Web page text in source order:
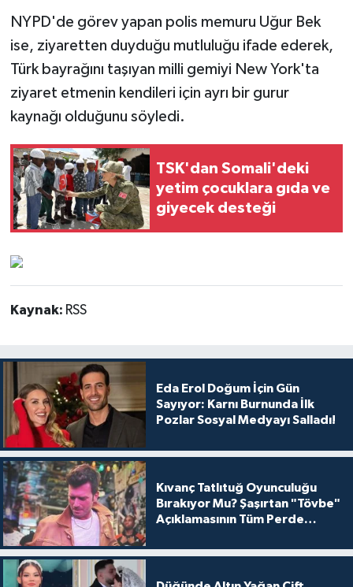
NYPD'de görev yapan polis memuru Uğur Bek
ise, ziyaretten duyduğu mutluluğu ifade ederek,
Türk bayrağını taşıyan milli gemiyi New York'ta
ziyaret etmenin kendileri için ayrı bir gurur
kaynağı olduğunu söyledi.
TSK'dan Somali'deki
yetim çocuklara gıda ve
giyecek desteği
Kaynak: RSS
Eda Erol Doğum İçin Gün
Sayıyor: Karnı Burnunda İlk
Pozlar Sosyal Medyayı Salladı!
Kıvanç Tatlıtuğ Oyunculuğu
Bırakıyor Mu? Şaşırtan "Tövbe"
Açıklamasının Tüm Perde